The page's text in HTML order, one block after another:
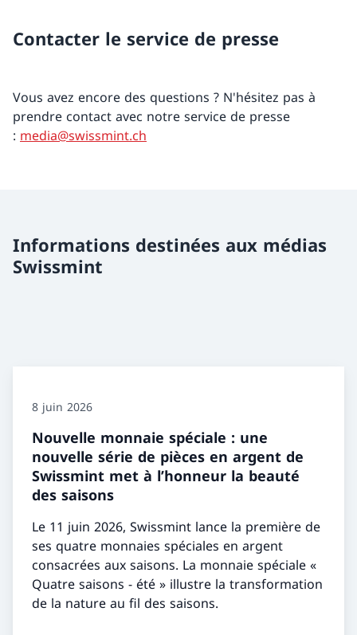
Contacter le service de presse
Vous avez encore des questions ? N'hésitez pas à
prendre contact avec notre service de presse
: media@swissmint.ch
Informations destinées aux médias
Swissmint
8 juin 2026
Nouvelle monnaie spéciale : une
nouvelle série de pièces en argent de
Swissmint met à l’honneur la beauté
des saisons
Le 11 juin 2026, Swissmint lance la première de
ses quatre monnaies spéciales en argent
consacrées aux saisons. La monnaie spéciale «
Quatre saisons - été » illustre la transformation
de la nature au fil des saisons.